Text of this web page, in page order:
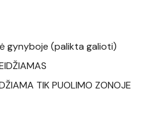
gynyboje (palikta galioti)
TIK PUOLIMO ZONOJE